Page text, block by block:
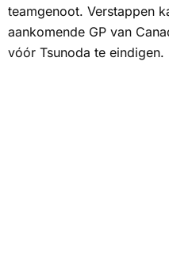
teamgenoot. Verstappen
aankomende GP van
vóór Tsunoda te eindigen.